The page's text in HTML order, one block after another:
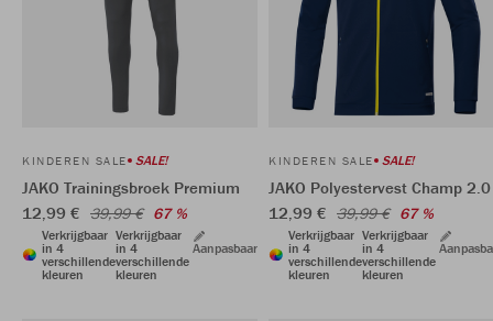
KINDEREN SALE SALE!
JAKO Trainingsbroek Premium
12,99 € 39,99 € 67 %
Verkrijgbaar
in 4
verschillende
kleuren
Verkrijgbaar
in 4
verschillende
kleuren
Aanpasbaar
KINDEREN SALE SALE!
JAKO Polyestervest Champ 2.0
12,99 € 39,99 € 67 %
Verkrijgbaar
in 4
verschillende
kleuren
Verkrijgbaar
in 4
verschillende
kleuren